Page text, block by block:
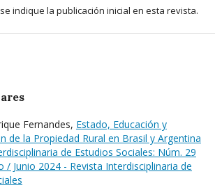
indique la publicación inicial en esta revista.
Fernandes, Estado, Educación y
de la Propiedad Rural en Brasil y Argentina
de Estudios Sociales: Núm. 29
/ Junio 2024 - Revista Interdisciplinaria de